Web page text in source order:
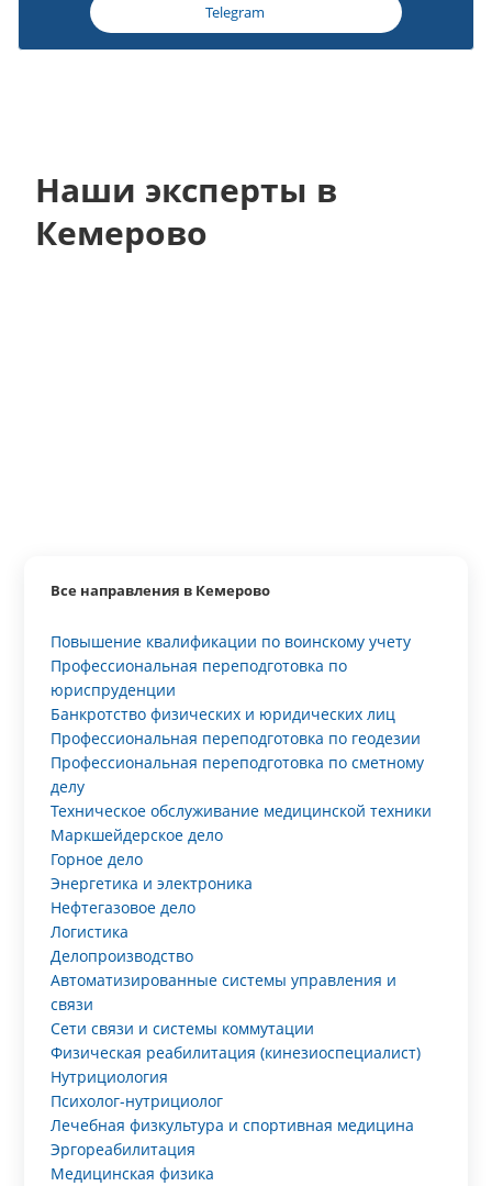
Telegram
Наши эксперты в
Кемерово
Все направления в Кемерово
Повышение квалификации по воинскому учету
Профессиональная переподготовка по
юриспруденции
Банкротство физических и юридических лиц
Профессиональная переподготовка по геодезии
Профессиональная переподготовка по сметному
делу
Техническое обслуживание медицинской техники
Маркшейдерское дело
Горное дело
Энергетика и электроника
Нефтегазовое дело
Логистика
Делопроизводство
Автоматизированные системы управления и
связи
Сети связи и системы коммутации
Физическая реабилитация (кинезиоспециалист)
Нутрициология
Психолог-нутрициолог
Лечебная физкультура и спортивная медицина
Эргореабилитация
Медицинская физика